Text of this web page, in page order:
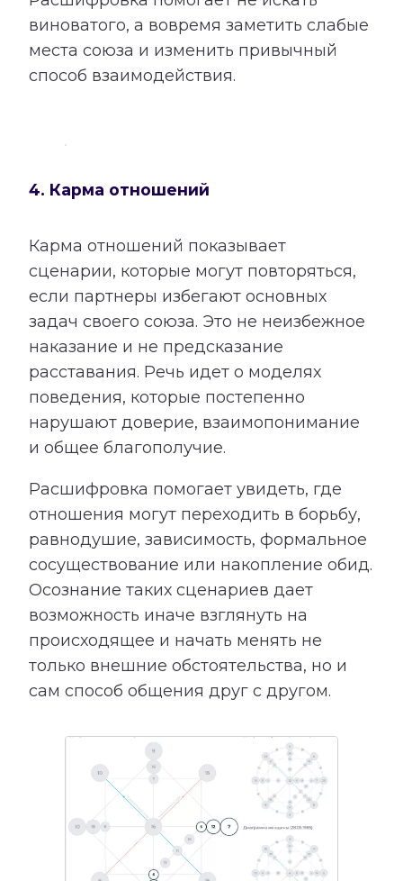
виноватого, а вовремя заметить слабые
места союза и изменить привычный
способ взаимодействия.
4. Карма отношений
Карма отношений показывает
сценарии, которые могут повторяться,
если партнеры избегают основных
задач своего союза. Это не неизбежное
наказание и не предсказание
расставания. Речь идет о моделях
поведения, которые постепенно
нарушают доверие, взаимопонимание
и общее благополучие.
Расшифровка помогает увидеть, где
отношения могут переходить в борьбу,
равнодушие, зависимость, формальное
сосуществование или накопление обид.
Осознание таких сценариев дает
возможность иначе взглянуть на
происходящее и начать менять не
только внешние обстоятельства, но и
сам способ общения друг с другом.